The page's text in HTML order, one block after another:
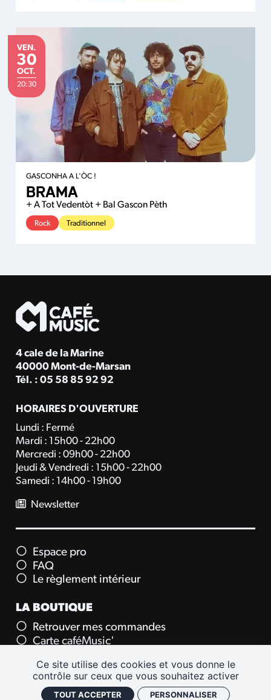
Ce site utilise des cookies et vous donne le
contrôle sur ceux que vous souhaitez activer
TOUT ACCEPTER PERSONNALISER
VENDREDI
VEN.
30
OCTOBRE
OCT.
20:30
GASCONHA A L'ÒC !
BRAMA
+ A Tot Vedentòt + Bal Gascon Pèth
Rock Traditionnel
4 cale de la Marine
40000 Mont-de-Marsan
Tél. : 05 58 85 92 92
HORAIRES D'OUVERTURE
Lundi : Fermé
Mardi : 15h00 - 22h00
Mercredi : 09h00 - 22h00
Jeudi & Vendredi : 15h00 - 22h00
Samedi : 14h00 - 19h00
Newsletter
Espace pro
FAQ
Le règlement intérieur
LA BOUTIQUE
Retrouver mes commandes
Carte caféMusic'
Mentions légalesPlan de site Politique de confidentialité